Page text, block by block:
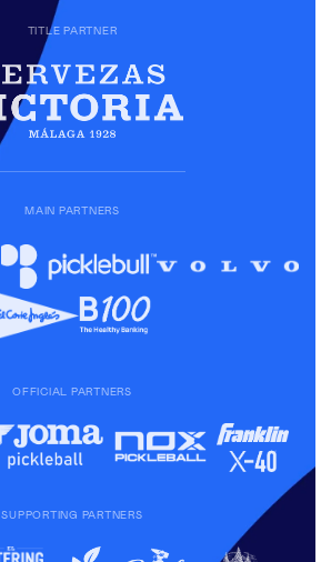
TITLE PARTNER
MAIN PARTNERS
OFFICIAL PARTNERS
SUPPORTING PARTNERS